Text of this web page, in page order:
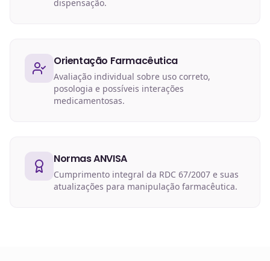
dispensação.
Orientação Farmacêutica
Avaliação individual sobre uso correto,
posologia e possíveis interações
medicamentosas.
Normas ANVISA
Cumprimento integral da RDC 67/2007 e suas
atualizações para manipulação farmacêutica.